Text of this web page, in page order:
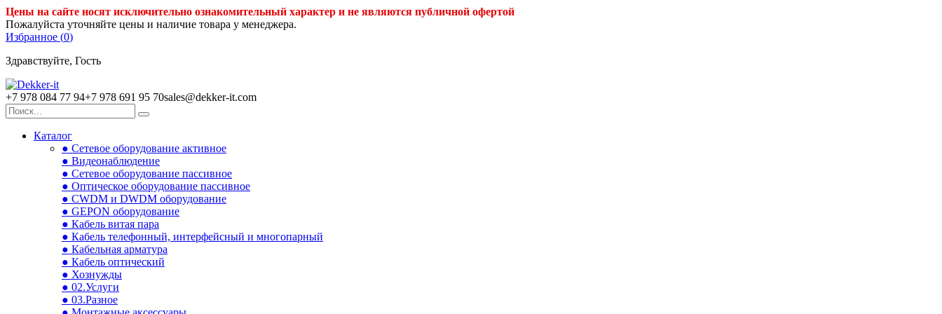
Цены на сайте носят исключительно ознакомительный характер и не являются публичной офертой
Пожалуйста уточняйте цены и наличие товара у менеджера.
Избранное (0)
Здравствуйте, Гость
+7 978 084 77 94+7 978 691 95 70sales@dekker-it.com
Каталог
● Сетевое оборудование активное
● Видеонаблюдение
● Сетевое оборудование пассивное
● Оптическое оборудование пассивное
● CWDM и DWDM оборудование
● GEPON оборудование
● Кабель витая пара
● Кабель телефонный, интерфейсный и многопарный
● Кабельная арматура
● Кабель оптический
● Хознужды
● 02.Услуги
● 03.Разное